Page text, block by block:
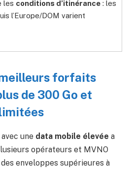
les conditions d’itinérance : les
l’Europe/DOM varient
forfaits
de 300 Go et
une data mobile élevée a
opérateurs et MVNO
enveloppes supérieures à